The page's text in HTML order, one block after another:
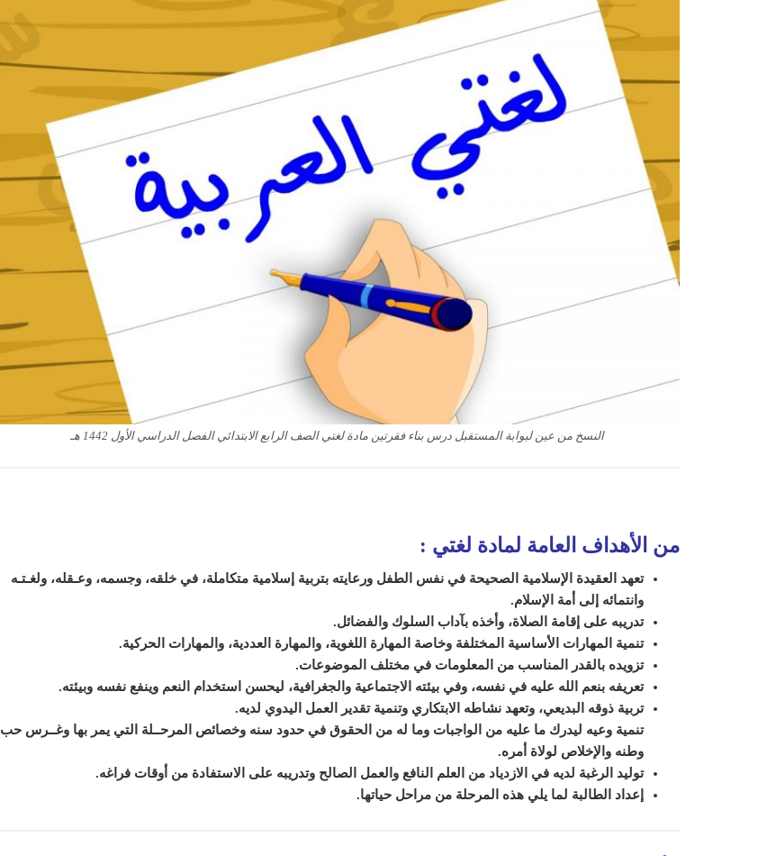
النسخ من عين لبوابة المستقبل درس بناء فقرتين مادة لغتي الصف الرابع الابتدائي الفصل الدراسي الأول 1442 هـ
من الأهداف العامة لمادة لغتي :
تعهد العقيدة الإسلامية الصحيحة في نفس الطفل ورعايته بتربية إسلامية متكاملة، في خلقه، وجسمه، وعـقله، ولغـتـه
وانتمائه إلى أمة الإسلام.
تدريبه على إقامة الصلاة، وأخذه بآداب السلوك والفضائل.
تنمية المهارات الأساسية المختلفة وخاصة المهارة اللغوية، والمهارة العددية، والمهارات الحركية.
تزويده بالقدر المناسب من المعلومات في مختلف الموضوعات.
تعريفه بنعم الله عليه في نفسه، وفي بيئته الاجتماعية والجغرافية، ليحسن استخدام النعم وينفع نفسه وبيئته.
تربية ذوقه البديعي، وتعهد نشاطه الابتكاري وتنمية تقدير العمل اليدوي لديه.
تنمية وعيه ليدرك ما عليه من الواجبات وما له من الحقوق في حدود سنه وخصائص المرحــلة التي يمر بها وغــرس حب
وطنه والإخلاص لولاة أمره.
توليد الرغبة لديه في الازدياد من العلم النافع والعمل الصالح وتدريبه على الاستفادة من أوقات فراغه.
إعداد الطالبة لما يلي هذه المرحلة من مراحل حياتها.